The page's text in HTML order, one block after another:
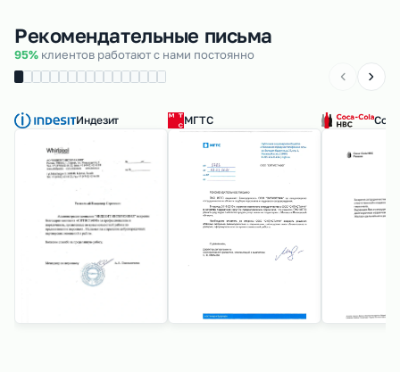
Рекомендательные письма
95% клиентов работают с нами постоянно
Индезит МГТС